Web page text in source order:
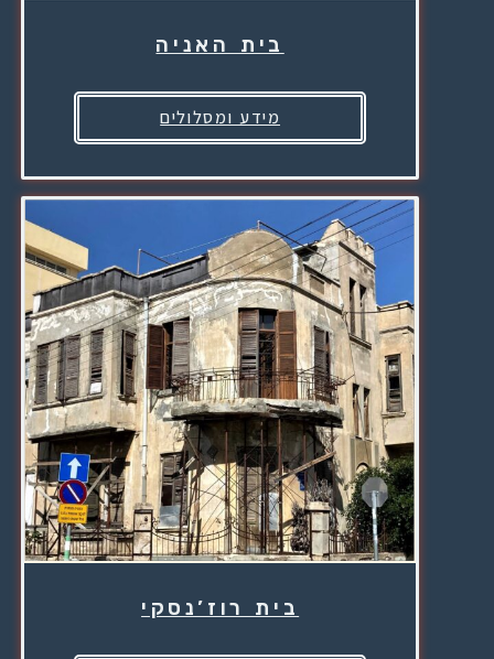
בית האניה
מידע ומסלולים
בית רוז’נסקי